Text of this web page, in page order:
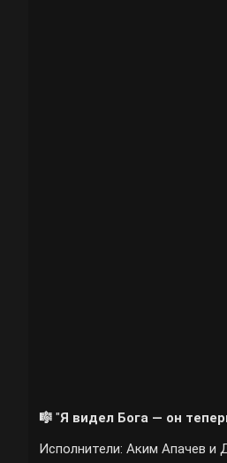
🎼 "Я видел Бога — он
Исполнители: Аким Апачев и